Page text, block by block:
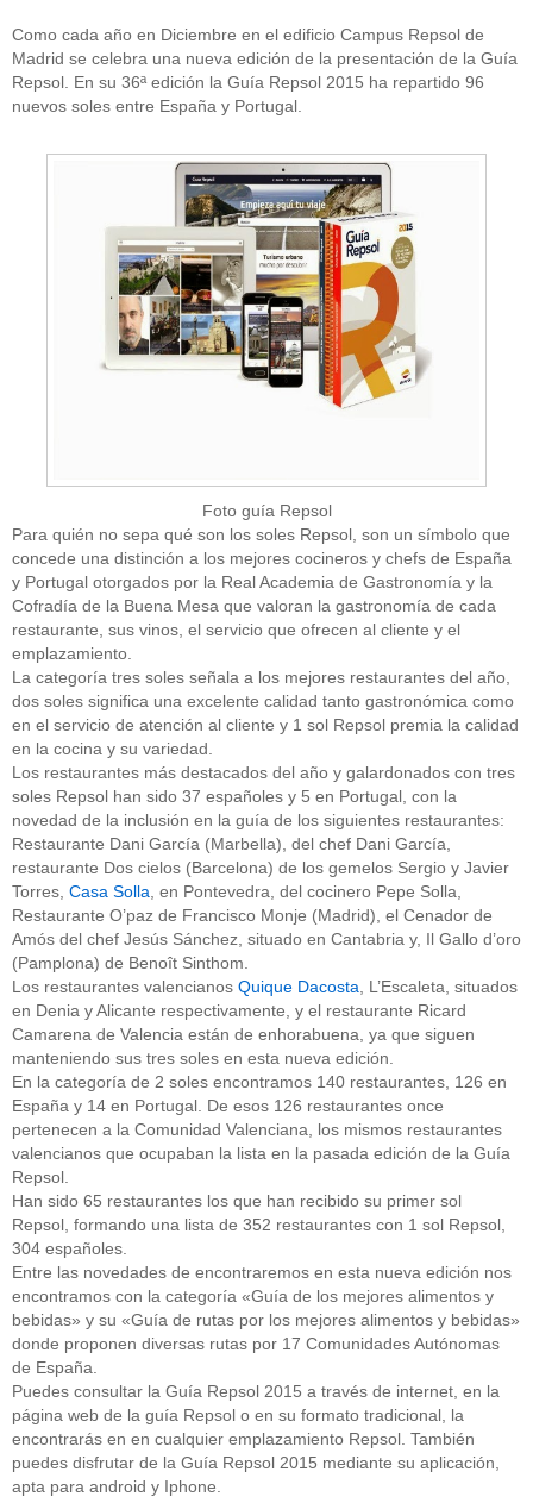
Como cada año en Diciembre en el edificio Campus Repsol de
Madrid se celebra una nueva edición de la presentación de la Guía
Repsol. En su 36ª edición la Guía Repsol 2015 ha repartido 96
nuevos soles entre España y Portugal.
Foto guía Repsol
Para quién no sepa qué son los soles Repsol, son un símbolo que
concede una distinción a los mejores cocineros y chefs de España
y Portugal otorgados por la Real Academia de Gastronomía y la
Cofradía de la Buena Mesa que valoran la gastronomía de cada
restaurante, sus vinos, el servicio que ofrecen al cliente y el
emplazamiento.
La categoría tres soles señala a los mejores restaurantes del año,
dos soles significa una excelente calidad tanto gastronómica como
en el servicio de atención al cliente y 1 sol Repsol premia la calidad
en la cocina y su variedad.
Los restaurantes más destacados del año y galardonados con tres
soles Repsol han sido 37 españoles y 5 en Portugal, con la
novedad de la inclusión en la guía de los siguientes restaurantes:
Restaurante Dani García (Marbella), del chef Dani García,
restaurante Dos cielos (Barcelona) de los gemelos Sergio y Javier
Torres, Casa Solla , en Pontevedra, del cocinero Pepe Solla,
Restaurante O’paz de Francisco Monje (Madrid), el Cenador de
Amós del chef Jesús Sánchez, situado en Cantabria y, Il Gallo d’oro
(Pamplona) de Benoît Sinthom.
Los restaurantes valencianos Quique Dacosta , L’Escaleta, situados
en Denia y Alicante respectivamente, y el restaurante Ricard
Camarena de Valencia están de enhorabuena, ya que siguen
manteniendo sus tres soles en esta nueva edición.
En la categoría de 2 soles encontramos 140 restaurantes, 126 en
España y 14 en Portugal. De esos 126 restaurantes once
pertenecen a la Comunidad Valenciana, los mismos restaurantes
valencianos que ocupaban la lista en la pasada edición de la Guía
Repsol.
Han sido 65 restaurantes los que han recibido su primer sol
Repsol, formando una lista de 352 restaurantes con 1 sol Repsol,
304 españoles.
Entre las novedades de encontraremos en esta nueva edición nos
encontramos con la categoría «Guía de los mejores alimentos y
bebidas» y su «Guía de rutas por los mejores alimentos y bebidas»
donde proponen diversas rutas por 17 Comunidades Autónomas
de España.
Puedes consultar la Guía Repsol 2015 a través de internet, en la
página web de la guía Repsol o en su formato tradicional, la
encontrarás en en cualquier emplazamiento Repsol. También
puedes disfrutar de la Guía Repsol 2015 mediante su aplicación,
apta para android y Iphone.